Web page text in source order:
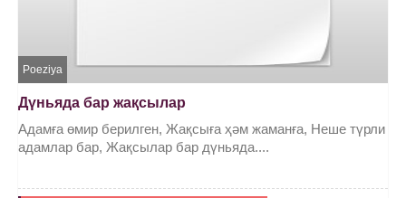
Poeziya
Дүньяда бар жақсылар
Адамға өмир берилген, Жақсыға ҳәм жаманға, Неше түрли
адамлар бар, Жақсылар бар дүньяда....